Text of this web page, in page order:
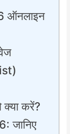
ऑनलाइन
क्या करें?
जानिए